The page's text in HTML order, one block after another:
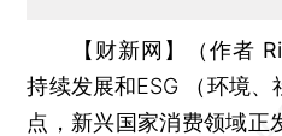
【财新网】（作者
持续发展和ESG （环境
点，新兴国家消费领域正